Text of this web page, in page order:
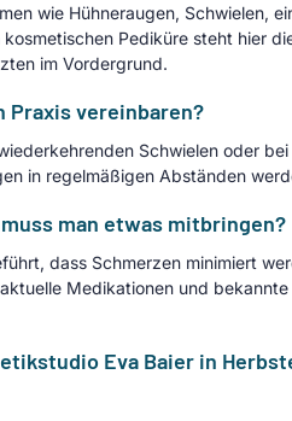
wie Hühneraugen, Schwielen,
Pediküre steht hier
im Vordergrund.
Praxis vereinbaren?
Schwielen oder
in regelmäßigen Abständen
man etwas mitbringen?
dass Schmerzen minimiert
Medikationen und
Eva Baier in